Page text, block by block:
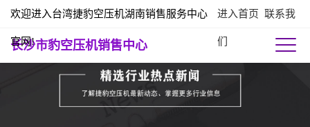
欢迎进入台湾捷豹空压机湖南销售服务中心
官网!
进入首页 联系我
们
长沙市豹空压机销售中心